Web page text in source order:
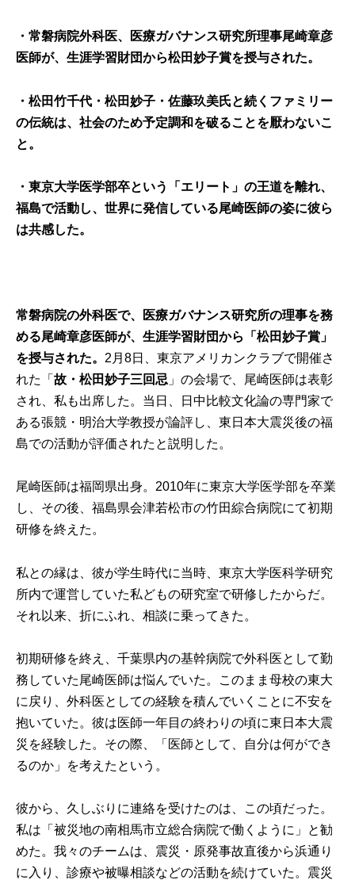
・常磐病院外科医、医療ガバナンス研究所理事尾崎章彦
医師が、生涯学習財団から松田妙子賞を授与された。
・松田竹千代・松田妙子・佐藤玖美氏と続くファミリー
の伝統は、社会のため予定調和を破ることを厭わないこ
と。
・東京大学医学部卒という「エリート」の王道を離れ、
福島で活動し、世界に発信している尾崎医師の姿に彼ら
は共感した。
常磐病院の外科医で、医療ガバナンス研究所の理事を務
める尾崎章彦医師が、生涯学習財団から「松田妙子賞」
を授与された。 2月8日、東京アメリカンクラブで開催さ
れた「故・松田妙子三回忌 」の会場で、尾崎医師は表彰
され、私も出席した。当日、日中比較文化論の専門家で
ある張競・明治大学教授が論評し、東日本大震災後の福
島での活動が評価されたと説明した。
尾崎医師は福岡県出身。2010年に東京大学医学部を卒業
し、その後、福島県会津若松市の竹田綜合病院にて初期
研修を終えた。
私との縁は、彼が学生時代に当時、東京大学医科学研究
所内で運営していた私どもの研究室で研修したからだ。
それ以来、折にふれ、相談に乗ってきた。
初期研修を終え、千葉県内の基幹病院で外科医として勤
務していた尾崎医師は悩んでいた。このまま母校の東大
に戻り、外科医としての経験を積んでいくことに不安を
抱いていた。彼は医師一年目の終わりの頃に東日本大震
災を経験した。その際、「医師として、自分は何ができ
るのか」を考えたという。
彼から、久しぶりに連絡を受けたのは、この頃だった。
私は「被災地の南相馬市立総合病院で働くように」と勧
めた。我々のチームは、震災・原発事故直後から浜通り
に入り、診療や被曝相談などの活動を続けていた。震災